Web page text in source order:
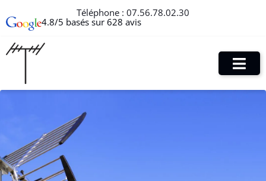
Téléphone : 07.56.78.02.30
4.8/5 basés sur 628 avis